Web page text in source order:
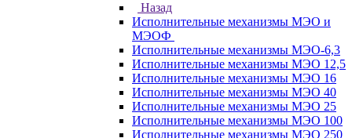
Назад
Исполнительные механизмы МЭО и
МЭОФ
Исполнительные механизмы МЭО-6,3
Исполнительные механизмы МЭО 12,5
Исполнительные механизмы МЭО 16
Исполнительные механизмы МЭО 40
Исполнительные механизмы МЭО 25
Исполнительные механизмы МЭО 100
Исполнительные механизмы МЭО 250